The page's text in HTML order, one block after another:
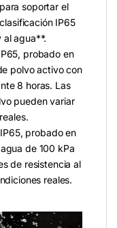
soportar el
IP65
al agua**.
probado en
polvo activo con
8 horas. Las
pueden variar
probado en
de 100 kPa
de resistencia al
reales.